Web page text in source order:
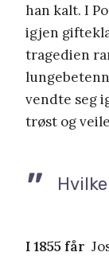
han kalt. I
igjen
tragedien
vendte seg
trøst og
I 1855 får